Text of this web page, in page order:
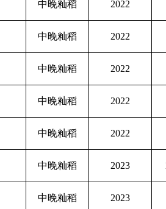
中晚籼稻 2022
中晚籼稻 2022
中晚籼稻 2022
中晚籼稻 2022
中晚籼稻 2022
中晚籼稻 2023
中晚籼稻 2023